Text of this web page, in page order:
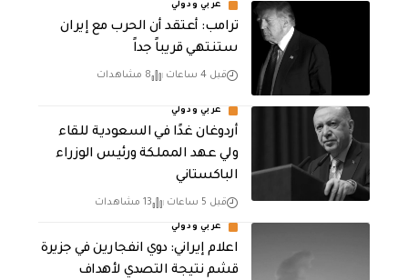
عربي ودولي
‏ترامب: أعتقد أن الحرب مع إيران
ستنتهي قريباً جداً
قبل 4 ساعات 8 مشاهدات
عربي ودولي
أردوغان غدًا في السعودية للقاء
ولي عهد المملكة ورئيس الوزراء
الباكستاني
قبل 5 ساعات 13 مشاهدات
عربي ودولي
اعلام إيراني: دوي انفجارين في جزيرة
قشم نتيجة التصدي لأهداف